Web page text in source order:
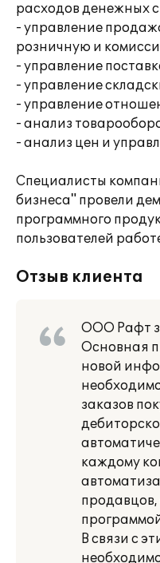
расходов денежных
- управление
розничную и
- управление
- управление
- управление
- анализ
- анализ цен и
Специалисты
бизнеса" провели
программного
пользователей
Отзыв клиента
ООО Рафт
Основная
новой
заказов
каждому
продавцов,
В связи с